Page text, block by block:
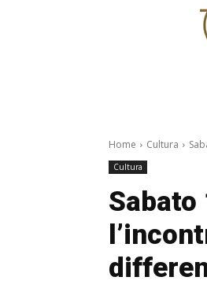
Home Cultura
Cultura
Sabato